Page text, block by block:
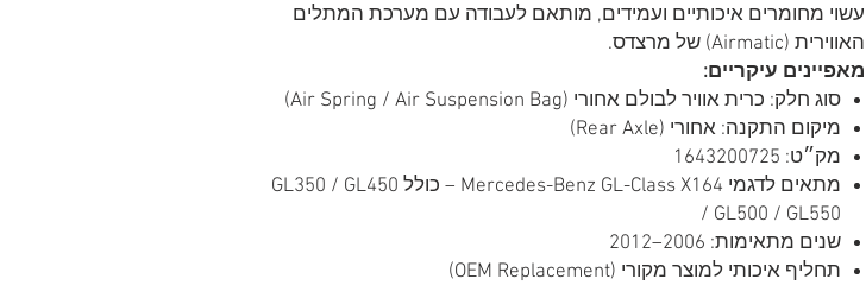
עשוי מחומרים איכותיים ועמידים, מותאם לעבודה עם מערכת המתלים
האווירית (Airmatic) של מרצדס.
מאפיינים עיקריים:
סוג חלק: כרית אוויר לבולם אחורי (Air Spring / Air Suspension Bag)
מיקום התקנה: אחורי (Rear Axle)
מק״ט: 1643200725
מתאים לדגמי Mercedes-Benz GL-Class X164 – כולל GL350 / GL450
/ GL500 / GL550
שנים מתאימות: 2006–2012
תחליף איכותי למוצר מקורי (OEM Replacement)